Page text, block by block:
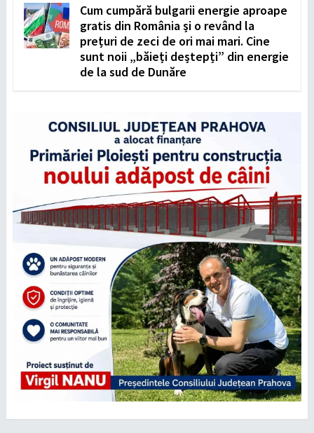
Cum cumpără bulgarii energie aproape
gratis din România și o revând la
prețuri de zeci de ori mai mari. Cine
sunt noii „băieți deștepți” din energie
de la sud de Dunăre